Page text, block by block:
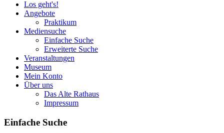
Los geht's!
Angebote
Praktikum
Mediensuche
Einfache Suche
Erweiterte Suche
Veranstaltungen
Museum
Mein Konto
Über uns
Das Alte Rathaus
Impressum
Einfache Suche